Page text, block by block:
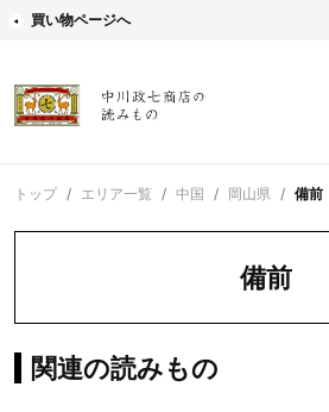
買い物ページへ
トップ エリア一覧 中国 岡山県 備前
備前
関連の読みもの